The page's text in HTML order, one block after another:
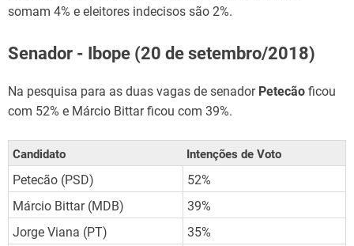
somam 4% e eleitores indecisos são 2%.
Senador - Ibope (20 de setembro/2018)
Na pesquisa para as duas vagas de senador Petecão ficou
com 52% e Márcio Bittar ficou com 39%.
Candidato Intenções de Voto
Petecão (PSD)
52%
Márcio Bittar (MDB)
39%
Jorge Viana (PT)
35%